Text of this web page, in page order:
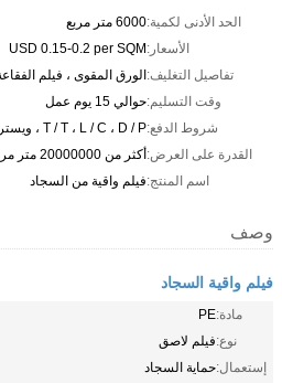
الحد الأدنى لكمية:6000 متر مربع
الأسعار:USD 0.15-0.2 per SQM
تفاصيل التغليف:الورق المقوى ، فيلم
وقت التسليم:حوالي 15 يوم عمل
شروط الدفع:T / T ، L / C ، D / P ، ويسترن يونيون
القدرة على العرض:أكثر من 20000000 متر مربع سنويا
اسم المنتج:فيلم واقية من السجاد
وصف
فيلم واقية السجاد
مادة:PE
نوع:فيلم لاصق
إستعمال:حماية السجاد